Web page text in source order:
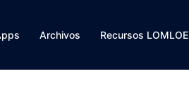
Archivos Recursos LOMLOE